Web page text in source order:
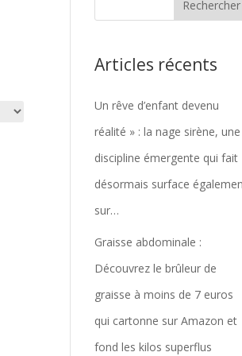
Articles récents
Un rêve d’enfant devenu
réalité » : la nage sirène, une
discipline émergente qui fait
désormais surface
sur…
Graisse abdominale :
Découvrez le brûleur de
graisse à moins de 7 euros
qui cartonne sur Amazon et
fond les kilos superflus